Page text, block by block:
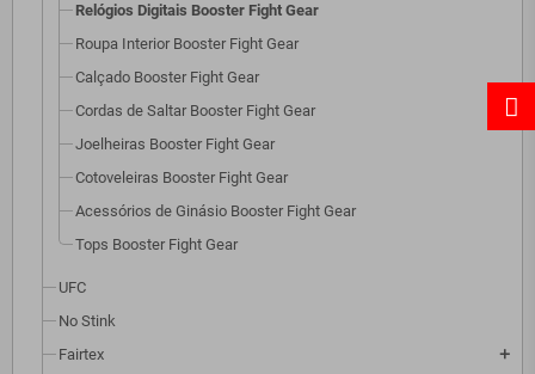
Relógios Digitais Booster Fight Gear
Roupa Interior Booster Fight Gear
Calçado Booster Fight Gear
Cordas de Saltar Booster Fight Gear
Joelheiras Booster Fight Gear
Cotoveleiras Booster Fight Gear
Acessórios de Ginásio Booster Fight Gear
Tops Booster Fight Gear
UFC
No Stink
Fairtex
add